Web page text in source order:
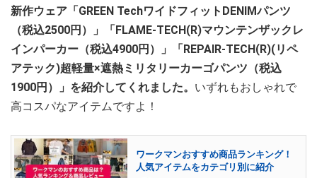
新作ウェア「GREEN TechワイドフィットDENIMパンツ
（税込2500円）」「FLAME-TECH(R)マウンテンザックレ
インパーカー（税込4900円）」「REPAIR-TECH(R)(リペ
アテック)超軽量×遮熱ミリタリーカーゴパンツ（税込
1900円）」を紹介してくれました。 いずれもおしゃれで
高コスパなアイテムですよ！
ワークマンおすすめ商品ランキング！
人気アイテムをカテゴリ別に紹介